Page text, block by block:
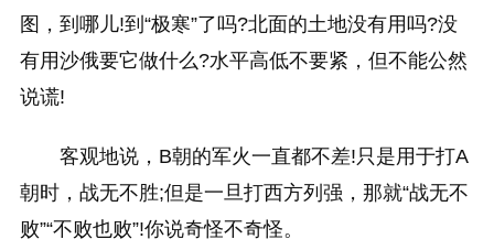
图，到哪儿!到“极寒”了吗?北面的土地没有用吗?没
有用沙俄要它做什么?水平高低不要紧，但不能公然
说谎!
客观地说，B朝的军火一直都不差!只是用于打A
朝时，战无不胜;但是一旦打西方列强，那就“战无不
败”“不败也败”!你说奇怪不奇怪。